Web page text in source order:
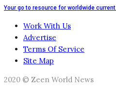
Your go to resource for worldwide
Work With Us
Advertise
Terms Of Service
Site Map
2020 © Zeen World News